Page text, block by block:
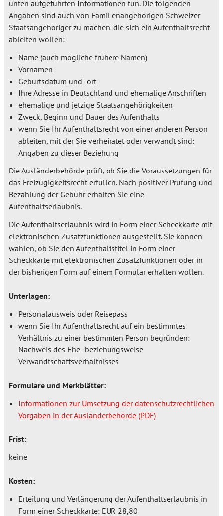
unten aufgeführten Informationen tun. Die folgenden
Angaben sind auch von Familienangehörigen Schweizer
Staatsangehöriger zu machen, die sich ein Aufenthaltsrecht
ableiten wollen:
Name (auch mögliche frühere Namen)
Vornamen
Geburtsdatum und -ort
Ihre Adresse in Deutschland und ehemalige Anschriften
ehemalige und jetzige Staatsangehörigkeiten
Zweck, Beginn und Dauer des Aufenthalts
wenn Sie Ihr Aufenthaltsrecht von einer anderen Person
ableiten, mit der Sie verheiratet oder verwandt sind:
Angaben zu dieser Beziehung
Die Ausländerbehörde prüft, ob Sie die Voraussetzungen für
das Freizügigkeitsrecht erfüllen. Nach positiver Prüfung und
Bezahlung der Gebühr erhalten Sie eine
Aufenthaltserlaubnis.
Die Aufenthaltserlaubnis wird in Form einer Scheckkarte mit
elektronischen Zusatzfunktionen ausgestellt. Sie können
wählen, ob Sie den Aufenthaltstitel in Form einer
Scheckkarte mit elektronischen Zusatzfunktionen oder in
der bisherigen Form auf einem Formular erhalten wollen.
Unterlagen:
Personalausweis oder Reisepass
wenn Sie Ihr Aufenthaltsrecht auf ein bestimmtes
Verhältnis zu einer bestimmten Person begründen:
Nachweis des Ehe- beziehungsweise
Verwandtschaftsverhältnisses
Formulare und Merkblätter:
Informationen zur Umsetzung der datenschutzrechtlichen
Vorgaben in der Ausländerbehörde
Frist:
keine
Kosten:
Erteilung und Verlängerung der Aufenthaltserlaubnis in
Form einer Scheckkarte: EUR 28,80